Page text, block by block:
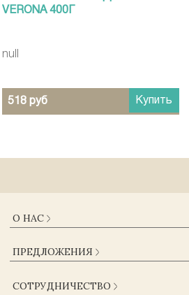
VERONA 400Г
null
518 руб Купить
О НАС
ДОСТАВКА И ОПЛАТА
ЖУРНАЛ
ПРЕДЛОЖЕНИЯ
СОТРУДНИЧЕСТВО